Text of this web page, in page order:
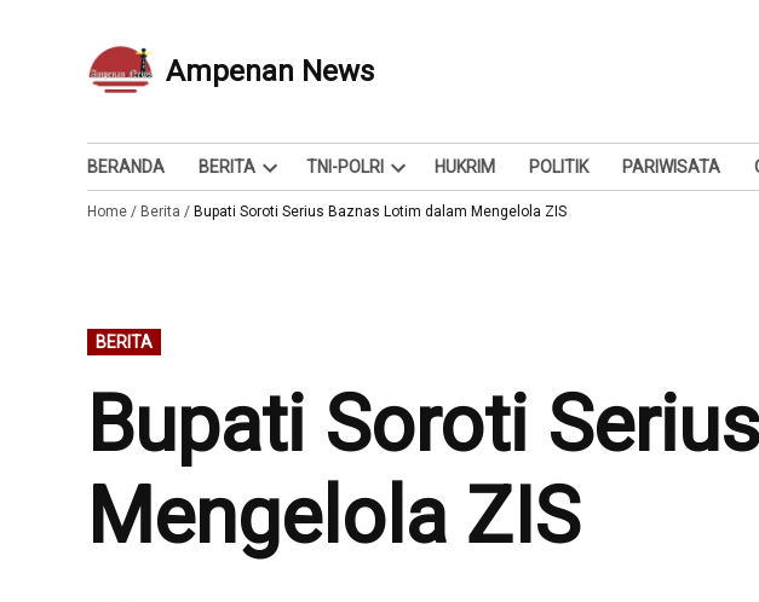
Ampenan News
Berita dan Info
BERANDA BERITA
Open
dropdown
TNI-POLRI
Open
dropdown
HUKRIM POLITIK PARIWISATA
Home / Berita / Bupati Soroti Serius Baznas Lotim dalam Mengelola ZIS
POSTED
IN
BERITA
Bupati Soroti
Mengelola ZIS